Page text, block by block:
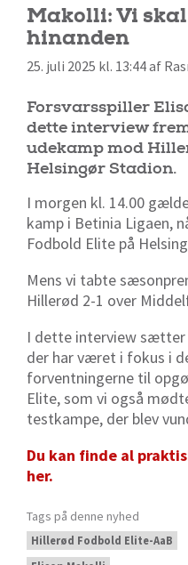
Makolli: Vi
hinanden
25. juli 2025 kl. 13:44 af
Forsvarsspiller
dette interview
udekamp mod
Helsingør Stadion.
I morgen kl. 14.00
kamp i Betinia Ligaen,
Fodbold Elite på
Mens vi tabte
Hillerød 2-1 over
I dette interview sætter
der har været i fokus i
forventningerne til
Elite, som vi også
testkampe, der blev
Du kan finde al
her.
Tags på denne nyhed
Hillerød Fodbold Elite-AaB